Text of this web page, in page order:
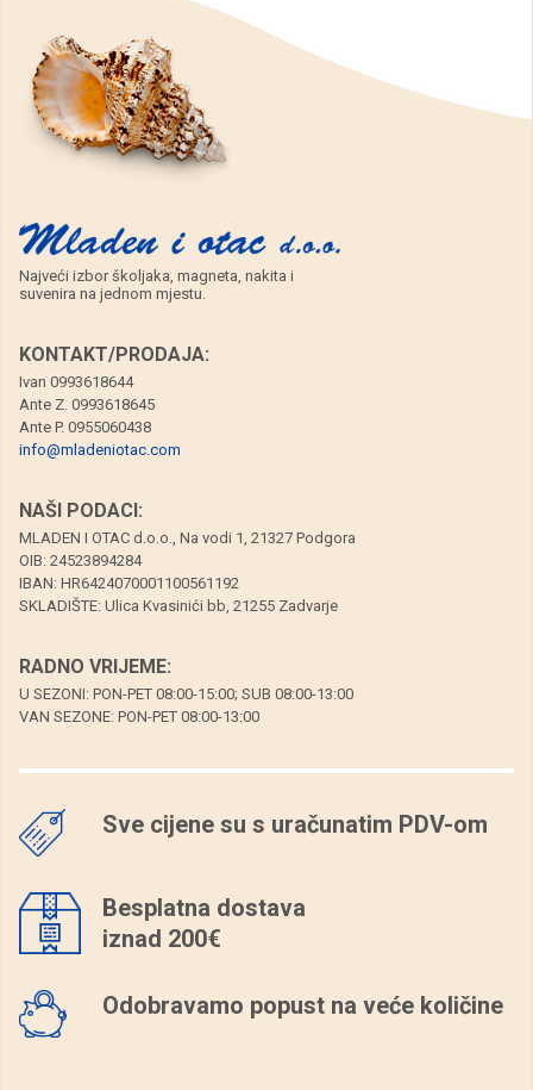
Najveći izbor školjaka, magneta, nakita i
suvenira na jednom mjestu.
KONTAKT/PRODAJA:
Ivan 0993618644
Ante Z. 0993618645
Ante P. 0955060438
info@mladeniotac.com
NAŠI PODACI:
MLADEN I OTAC d.o.o., Na vodi 1, 21327 Podgora
OIB: 24523894284
IBAN: HR6424070001100561192
SKLADIŠTE: Ulica Kvasinići bb, 21255 Zadvarje
RADNO VRIJEME:
U SEZONI: PON-PET 08:00-15:00; SUB 08:00-13:00
VAN SEZONE: PON-PET 08:00-13:00
Sve cijene su s uračunatim PDV-om
Besplatna dostava
iznad 200€
Odobravamo popust na veće količine